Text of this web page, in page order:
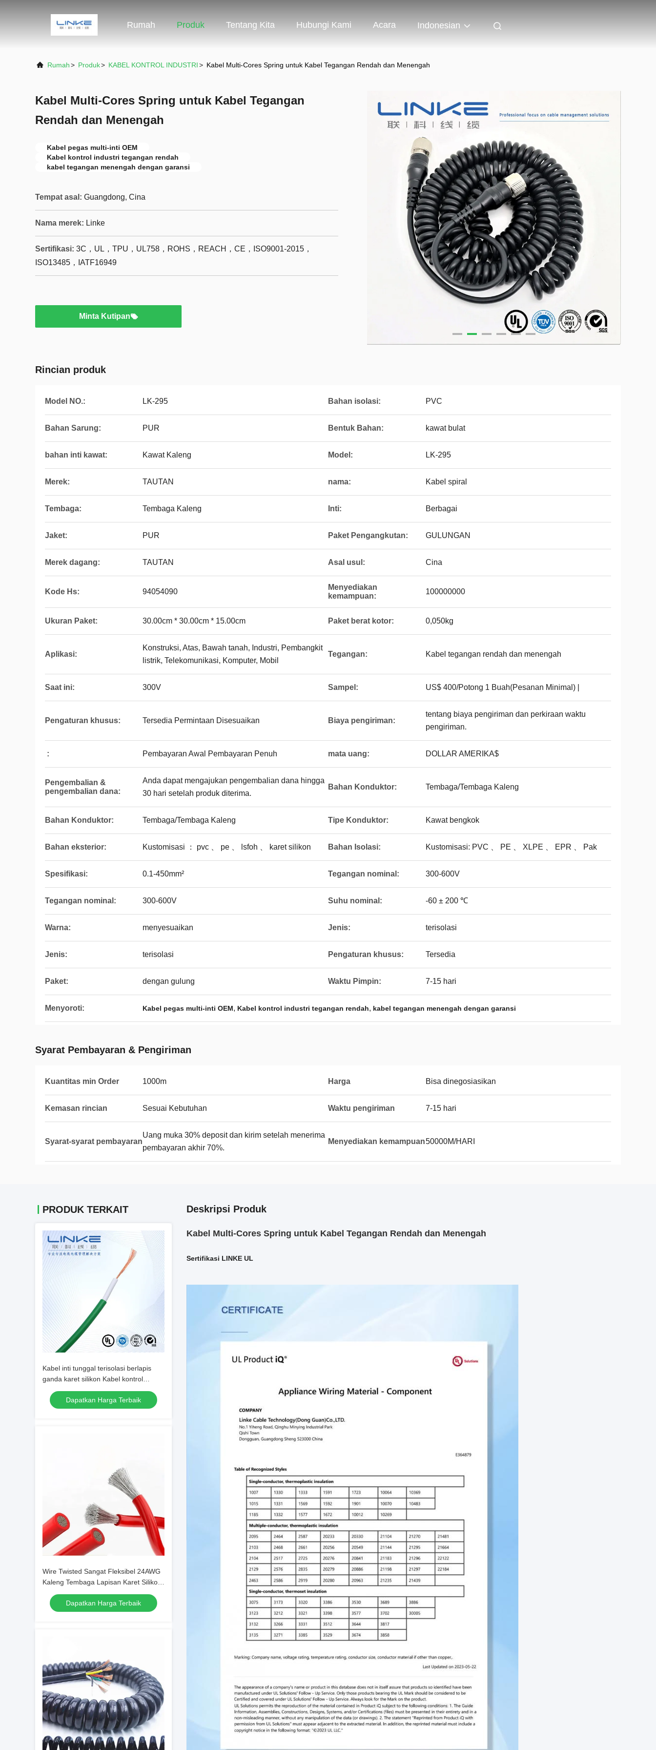
Rumah Produk Tentang Kita Hubungi Kami Acara Indonesian
Rumah> Produk> KABEL KONTROL INDUSTRI> Kabel Multi-Cores Spring untuk Kabel Tegangan Rendah dan Menengah
Kabel Multi-Cores Spring untuk Kabel Tegangan
Rendah dan Menengah
Kabel pegas multi-inti OEM
Kabel kontrol industri tegangan rendah
kabel tegangan menengah dengan garansi
Tempat asal: Guangdong, Cina
Nama merek: Linke
Sertifikasi: 3C，UL，TPU，UL758，ROHS，REACH，CE，ISO9001-2015，
ISO13485，IATF16949
Minta Kutipan
Rincian produk
Model NO.: LK-295 Bahan isolasi: PVC
Bahan Sarung: PUR Bentuk Bahan: kawat bulat
bahan inti kawat: Kawat Kaleng Model: LK-295
Merek: TAUTAN nama: Kabel spiral
Tembaga: Tembaga Kaleng Inti: Berbagai
Jaket: PUR Paket Pengangkutan: GULUNGAN
Merek dagang: TAUTAN Asal usul: Cina
Kode Hs: 94054090
Menyediakan
kemampuan:
100000000
Ukuran Paket: 30.00cm * 30.00cm * 15.00cm Paket berat kotor: 0,050kg
Aplikasi:
Konstruksi, Atas, Bawah tanah, Industri, Pembangkit
listrik, Telekomunikasi, Komputer, Mobil
Tegangan: Kabel tegangan rendah dan menengah
Saat ini: 300V Sampel: US$ 400/Potong 1 Buah(Pesanan Minimal) |
Pengaturan khusus: Tersedia Permintaan Disesuaikan Biaya pengiriman:
tentang biaya pengiriman dan perkiraan waktu
pengiriman.
: Pembayaran Awal Pembayaran Penuh mata uang: DOLLAR AMERIKA$
Pengembalian &
pengembalian dana:
Anda dapat mengajukan pengembalian dana hingga
30 hari setelah produk diterima.
Bahan Konduktor: Tembaga/Tembaga Kaleng
Bahan Konduktor: Tembaga/Tembaga Kaleng Tipe Konduktor: Kawat bengkok
Bahan eksterior: Kustomisasi ： pvc 、 pe 、 lsfoh 、 karet silikon Bahan Isolasi: Kustomisasi: PVC 、 PE 、 XLPE 、 EPR 、 Pak
Spesifikasi: 0.1-450mm² Tegangan nominal: 300-600V
Tegangan nominal: 300-600V Suhu nominal: -60 ± 200 ℃
Warna: menyesuaikan Jenis: terisolasi
Jenis: terisolasi Pengaturan khusus: Tersedia
Paket: dengan gulung Waktu Pimpin: 7-15 hari
Menyoroti: Kabel pegas multi-inti OEM, Kabel kontrol industri tegangan rendah, kabel tegangan menengah dengan garansi
Syarat Pembayaran & Pengiriman
Kuantitas min Order 1000m Harga Bisa dinegosiasikan
Kemasan rincian Sesuai Kebutuhan Waktu pengiriman 7-15 hari
Syarat-syarat pembayaran
Uang muka 30% deposit dan kirim setelah menerima
pembayaran akhir 70%.
Menyediakan kemampuan50000M/HARI
PRODUK TERKAIT
Kabel inti tunggal terisolasi berlapis
ganda karet silikon Kabel kontrol
industri Kabel tembaga kaleng
Dapatkan Harga Terbaik
Wire Twisted Sangat Fleksibel 24AWG
Kaleng Tembaga Lapisan Karet Silikon
Terisolasi Kabel Listrik
Dapatkan Harga Terbaik
Deskripsi Produk
Kabel Multi-Cores Spring untuk Kabel Tegangan Rendah dan Menengah
Sertifikasi LINKE UL